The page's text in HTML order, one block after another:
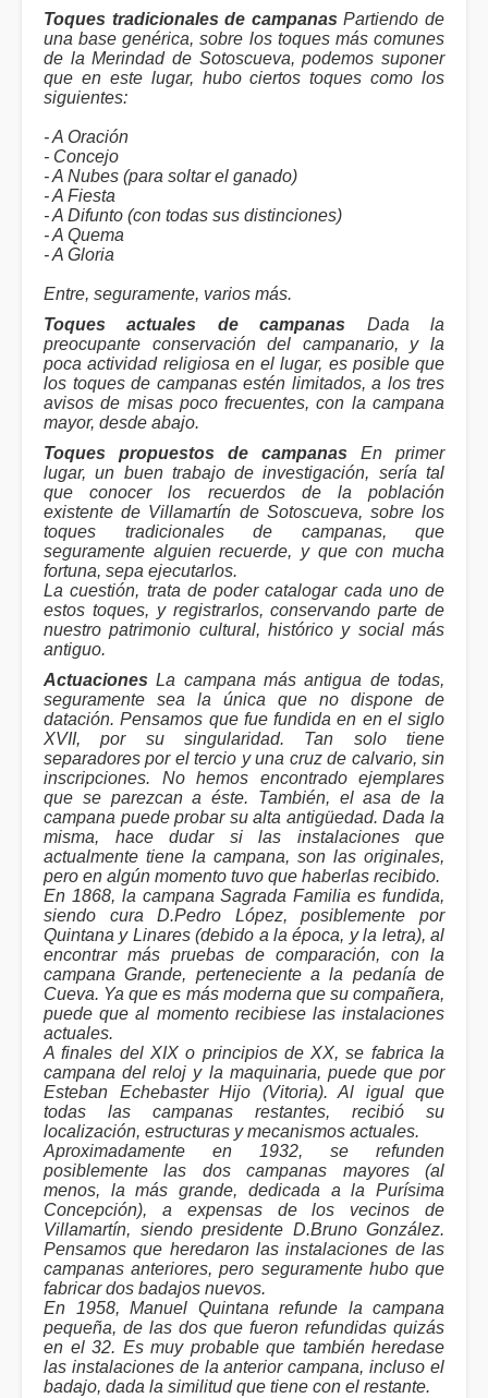
Toques tradicionales de campanas Partiendo de
una base genérica, sobre los toques más comunes
de la Merindad de Sotoscueva, podemos suponer
que en este lugar, hubo ciertos toques como los
siguientes:
- A Oración
- Concejo
- A Nubes (para soltar el ganado)
- A Fiesta
- A Difunto (con todas sus distinciones)
- A Quema
- A Gloria
Entre, seguramente, varios más.
Toques actuales de campanas Dada la
preocupante conservación del campanario, y la
poca actividad religiosa en el lugar, es posible que
los toques de campanas estén limitados, a los tres
avisos de misas poco frecuentes, con la campana
mayor, desde abajo.
Toques propuestos de campanas En primer
lugar, un buen trabajo de investigación, sería tal
que conocer los recuerdos de la población
existente de Villamartín de Sotoscueva, sobre los
toques tradicionales de campanas, que
seguramente alguien recuerde, y que con mucha
fortuna, sepa ejecutarlos.
La cuestión, trata de poder catalogar cada uno de
estos toques, y registrarlos, conservando parte de
nuestro patrimonio cultural, histórico y social más
antiguo.
Actuaciones La campana más antigua de todas,
seguramente sea la única que no dispone de
datación. Pensamos que fue fundida en en el siglo
XVII, por su singularidad. Tan solo tiene
separadores por el tercio y una cruz de calvario, sin
inscripciones. No hemos encontrado ejemplares
que se parezcan a éste. También, el asa de la
campana puede probar su alta antigüedad. Dada la
misma, hace dudar si las instalaciones que
actualmente tiene la campana, son las originales,
pero en algún momento tuvo que haberlas recibido.
En 1868, la campana Sagrada Familia es fundida,
siendo cura D.Pedro López, posiblemente por
Quintana y Linares (debido a la época, y la letra), al
encontrar más pruebas de comparación, con la
campana Grande, perteneciente a la pedanía de
Cueva. Ya que es más moderna que su compañera,
puede que al momento recibiese las instalaciones
actuales.
A finales del XIX o principios de XX, se fabrica la
campana del reloj y la maquinaria, puede que por
Esteban Echebaster Hijo (Vitoria). Al igual que
todas las campanas restantes, recibió su
localización, estructuras y mecanismos actuales.
Aproximadamente en 1932, se refunden
posiblemente las dos campanas mayores (al
menos, la más grande, dedicada a la Purísima
Concepción), a expensas de los vecinos de
Villamartín, siendo presidente D.Bruno González.
Pensamos que heredaron las instalaciones de las
campanas anteriores, pero seguramente hubo que
fabricar dos badajos nuevos.
En 1958, Manuel Quintana refunde la campana
pequeña, de las dos que fueron refundidas quizás
en el 32. Es muy probable que también heredase
las instalaciones de la anterior campana, incluso el
badajo, dada la similitud que tiene con el restante.